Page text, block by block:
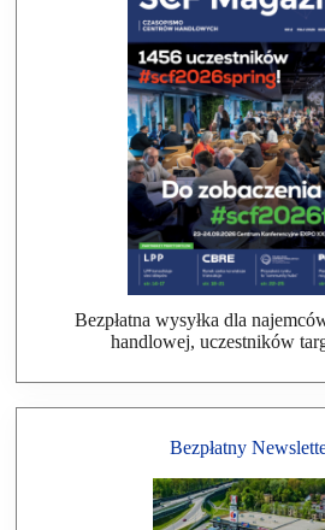
Bezpłatna wysyłka dla
handlowej, uczestników
Bezpłatny